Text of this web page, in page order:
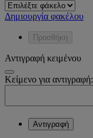
Δημιουργία φακέλου
Προσθήκη
Αντιγραφή κειμένου
Κείμενο για αντιγραφή:
Αντιγραφή